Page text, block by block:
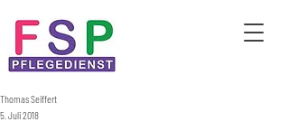
Thomas Seiffert
5. Juli 2018